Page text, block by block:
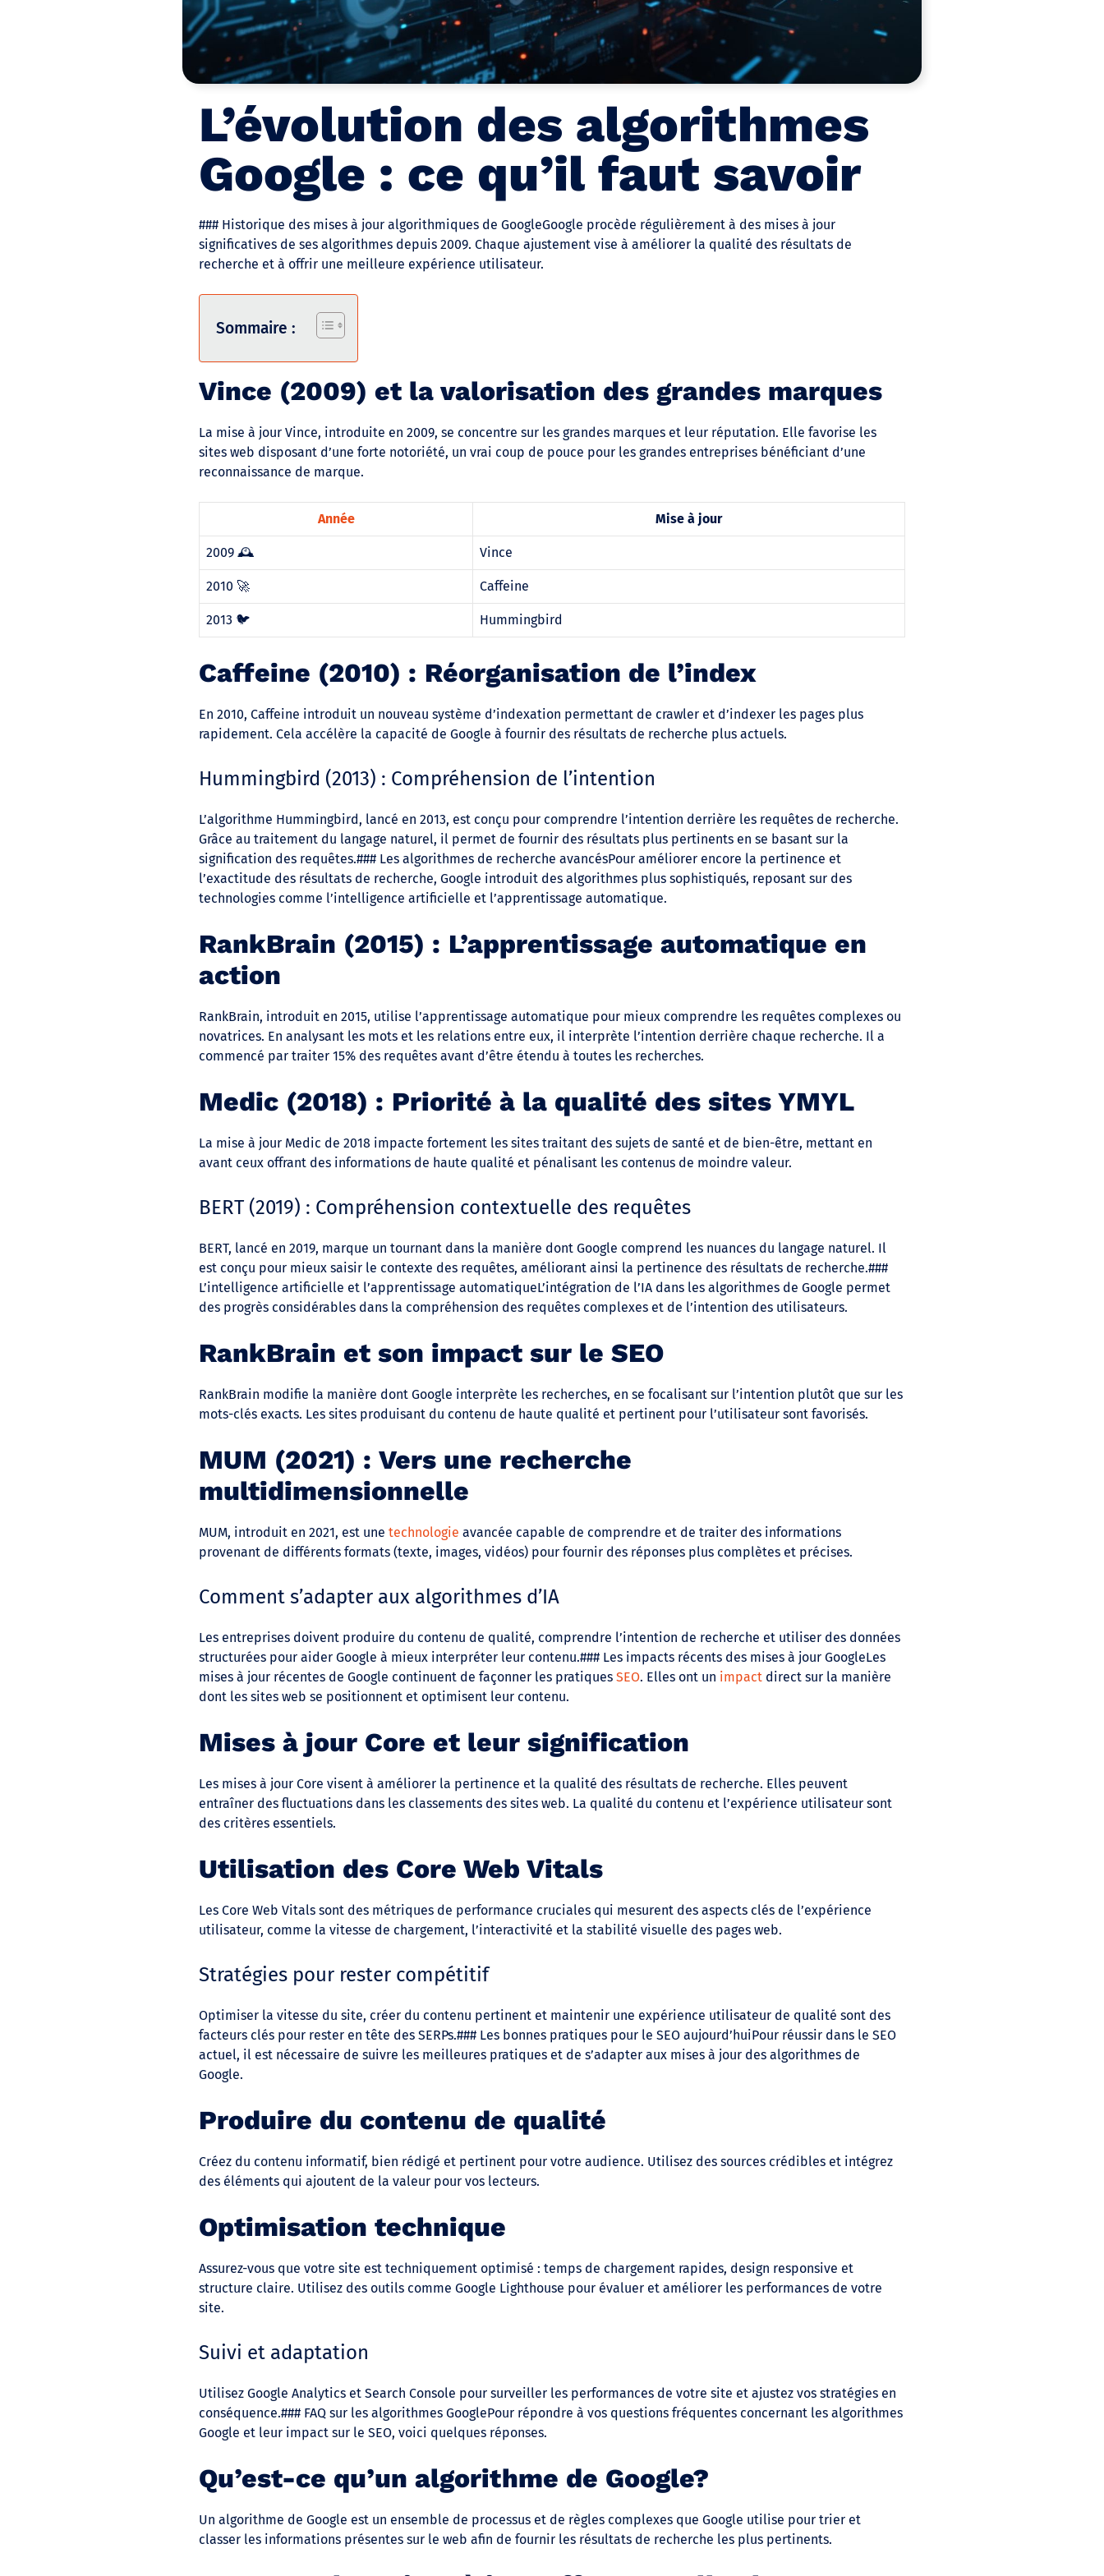
L’évolution des algorithmes
Google : ce qu’il faut savoir
### Historique des mises à jour algorithmiques de GoogleGoogle procède régulièrement à des mises à jour
significatives de ses algorithmes depuis 2009. Chaque ajustement vise à améliorer la qualité des résultats de
recherche et à offrir une meilleure expérience utilisateur.
Sommaire :
Vince (2009) et la valorisation des grandes marques
La mise à jour Vince, introduite en 2009, se concentre sur les grandes marques et leur réputation. Elle favorise les
sites web disposant d’une forte notoriété, un vrai coup de pouce pour les grandes entreprises bénéficiant d’une
reconnaissance de marque.
Année Mise à jour
2009 🕰️ Vince
2010 🚀 Caffeine
2013 🐦 Hummingbird
Caffeine (2010) : Réorganisation de l’index
En 2010, Caffeine introduit un nouveau système d’indexation permettant de crawler et d’indexer les pages plus
rapidement. Cela accélère la capacité de Google à fournir des résultats de recherche plus actuels.
Hummingbird (2013) : Compréhension de l’intention
L’algorithme Hummingbird, lancé en 2013, est conçu pour comprendre l’intention derrière les requêtes de recherche.
Grâce au traitement du langage naturel, il permet de fournir des résultats plus pertinents en se basant sur la
signification des requêtes.### Les algorithmes de recherche avancésPour améliorer encore la pertinence et
l’exactitude des résultats de recherche, Google introduit des algorithmes plus sophistiqués, reposant sur des
technologies comme l’intelligence artificielle et l’apprentissage automatique.
RankBrain (2015) : L’apprentissage automatique en
action
RankBrain, introduit en 2015, utilise l’apprentissage automatique pour mieux comprendre les requêtes complexes ou
novatrices. En analysant les mots et les relations entre eux, il interprète l’intention derrière chaque recherche. Il a
commencé par traiter 15% des requêtes avant d’être étendu à toutes les recherches.
Medic (2018) : Priorité à la qualité des sites YMYL
La mise à jour Medic de 2018 impacte fortement les sites traitant des sujets de santé et de bien-être, mettant en
avant ceux offrant des informations de haute qualité et pénalisant les contenus de moindre valeur.
BERT (2019) : Compréhension contextuelle des requêtes
BERT, lancé en 2019, marque un tournant dans la manière dont Google comprend les nuances du langage naturel. Il
est conçu pour mieux saisir le contexte des requêtes, améliorant ainsi la pertinence des résultats de recherche.###
L’intelligence artificielle et l’apprentissage automatiqueL’intégration de l’IA dans les algorithmes de Google permet
des progrès considérables dans la compréhension des requêtes complexes et de l’intention des utilisateurs.
RankBrain et son impact sur le SEO
RankBrain modifie la manière dont Google interprète les recherches, en se focalisant sur l’intention plutôt que sur les
mots-clés exacts. Les sites produisant du contenu de haute qualité et pertinent pour l’utilisateur sont favorisés.
MUM (2021) : Vers une recherche
multidimensionnelle
MUM, introduit en 2021, est une technologie avancée capable de comprendre et de traiter des informations
provenant de différents formats (texte, images, vidéos) pour fournir des réponses plus complètes et précises.
Comment s’adapter aux algorithmes d’IA
Les entreprises doivent produire du contenu de qualité, comprendre l’intention de recherche et utiliser des données
structurées pour aider Google à mieux interpréter leur contenu.### Les impacts récents des mises à jour GoogleLes
mises à jour récentes de Google continuent de façonner les pratiques SEO. Elles ont un impact direct sur la manière
dont les sites web se positionnent et optimisent leur contenu.
Mises à jour Core et leur signification
Les mises à jour Core visent à améliorer la pertinence et la qualité des résultats de recherche. Elles peuvent
entraîner des fluctuations dans les classements des sites web. La qualité du contenu et l’expérience utilisateur sont
des critères essentiels.
Utilisation des Core Web Vitals
Les Core Web Vitals sont des métriques de performance cruciales qui mesurent des aspects clés de l’expérience
utilisateur, comme la vitesse de chargement, l’interactivité et la stabilité visuelle des pages web.
Stratégies pour rester compétitif
Optimiser la vitesse du site, créer du contenu pertinent et maintenir une expérience utilisateur de qualité sont des
facteurs clés pour rester en tête des SERPs.### Les bonnes pratiques pour le SEO aujourd’huiPour réussir dans le SEO
actuel, il est nécessaire de suivre les meilleures pratiques et de s’adapter aux mises à jour des algorithmes de
Google.
Produire du contenu de qualité
Créez du contenu informatif, bien rédigé et pertinent pour votre audience. Utilisez des sources crédibles et intégrez
des éléments qui ajoutent de la valeur pour vos lecteurs.
Optimisation technique
Assurez-vous que votre site est techniquement optimisé : temps de chargement rapides, design responsive et
structure claire. Utilisez des outils comme Google Lighthouse pour évaluer et améliorer les performances de votre
site.
Suivi et adaptation
Utilisez Google Analytics et Search Console pour surveiller les performances de votre site et ajustez vos stratégies en
conséquence.### FAQ sur les algorithmes GooglePour répondre à vos questions fréquentes concernant les algorithmes
Google et leur impact sur le SEO, voici quelques réponses.
Qu’est-ce qu’un algorithme de Google?
Un algorithme de Google est un ensemble de processus et de règles complexes que Google utilise pour trier et
classer les informations présentes sur le web afin de fournir les résultats de recherche les plus pertinents.